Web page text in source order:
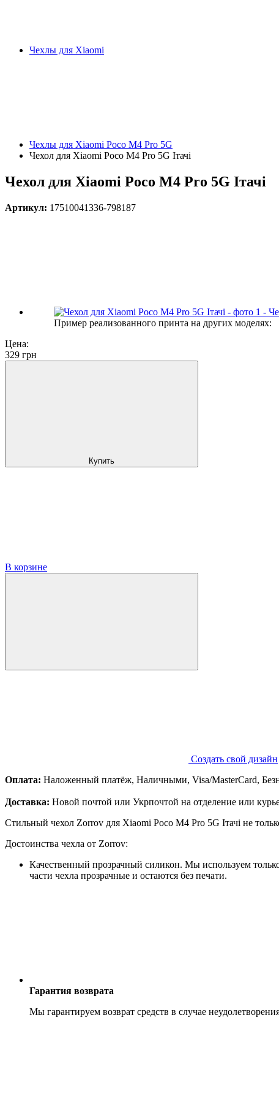
Чехлы для Xiaomi
Чехлы для Xiaomi Poco M4 Pro 5G
Чехол для Xiaomi Poco M4 Pro 5G Ітачі
Чехол для Xiaomi Poco M4 Pro 5G Ітачі
Артикул: 17510041336-798187
Пример реализованного принта на других моделях:
Цена:
329 грн
Купить
В корзине
Создать свой дизайн
Оплата: Наложенный платёж, Наличными, Visa/MasterCard,
Доставка: Новой почтой или Укрпочтой на отделение или
Стильный чехол Zorrov для Xiaomi Poco M4 Pro 5G Ітачі не
Достоинства чехла от Zorrov:
Качественный прозрачный силикон. Мы используем
части чехла прозрачные и остаются без печати.
Гарантия возврата
Мы гарантируем возврат средств в случае